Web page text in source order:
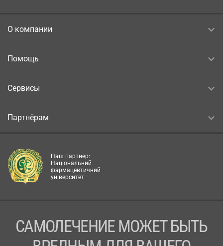
О компании
Помощь
Сервисы
Партнёрам
Наш партнер:
Національний
фармацевтичний
університет
САМОЛЕЧЕНИЕ МОЖЕТ БЫТЬ